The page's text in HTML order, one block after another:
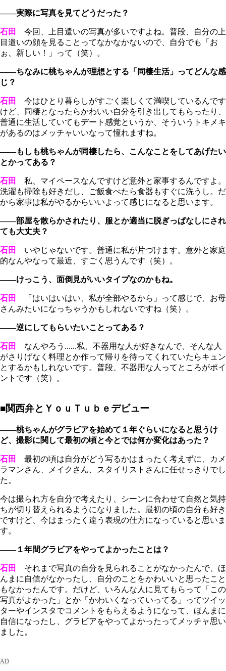
――実際に写真を見てどうだった？
石田
今回、上目遣いの写真が多いですよね。普段、自分の上
目遣いの顔を見ることってなかなかないので、自分でも「お
ぉ、新しい！」って（笑）。
――ちなみに桃ちゃんが理想とする「同棲生活」ってどんな感
じ？
石田
今はひとり暮らしがすごく楽しくて満喫しているんです
けど、同棲となったらかわいい自分を引き出してもらったり、
普通に生活していてもデート感覚というか、そういうトキメキ
があるのはメッチャいいなって憧れますね。
――もしも桃ちゃんが同棲したら、こんなことをしてあげたい
とかってある？
石田
私、マイペースなんですけど意外と家事するんですよ。
洗濯も掃除も好きだし、ご飯食べたら食器もすぐに洗うし。だ
から家事は私がやるからいいよって感じになると思います。
――部屋を散らかされたり、服とか適当に脱ぎっぱなしにされ
ても大丈夫？
石田
いやじゃないです。普通に私が片づけます。意外と家庭
的なんやなって最近、すごく思うんです（笑）。
――けっこう、面倒見がいいタイプなのかもね。
石田
「はいはいはい、私が全部やるから」って感じで、お母
さんみたいになっちゃうかもしれないですね（笑）。
――逆にしてもらいたいことってある？
石田
なんやろう......私、不器用な人が好きなんで、そんな人
がさりげなく料理とか作って帰りを待ってくれていたらキュン
とするかもしれないです。普段、不器用な人ってところがポイ
ントです（笑）。
■関西弁とＹｏｕＴｕｂｅデビュー
――桃ちゃんがグラビアを始めて１年ぐらいになると思うけ
ど、撮影に関して最初の頃と今とでは何か変化はあった？
石田
最初の頃は自分がどう写るかはまったく考えずに、カメ
ラマンさん、メイクさん、スタイリストさんに任せっきりでし
た。
今は撮られ方を自分で考えたり、シーンに合わせて自然と気持
ちが切り替えられるようになりました。最初の頃の自分も好き
ですけど、今はまったく違う表現の仕方になっていると思いま
す。
――１年間グラビアをやってよかったことは？
石田
それまで写真の自分を見られることがなかったんで、ほ
んまに自信がなかったし、自分のことをかわいいと思ったこと
もなかったんです。だけど、いろんな人に見てもらって「この
写真がよかった」とか「かわいくなっていってる」ってツイッ
ターやインスタでコメントをもらえるようになって、ほんまに
自信になったし、グラビアをやってよかったってメッチャ思い
ました。